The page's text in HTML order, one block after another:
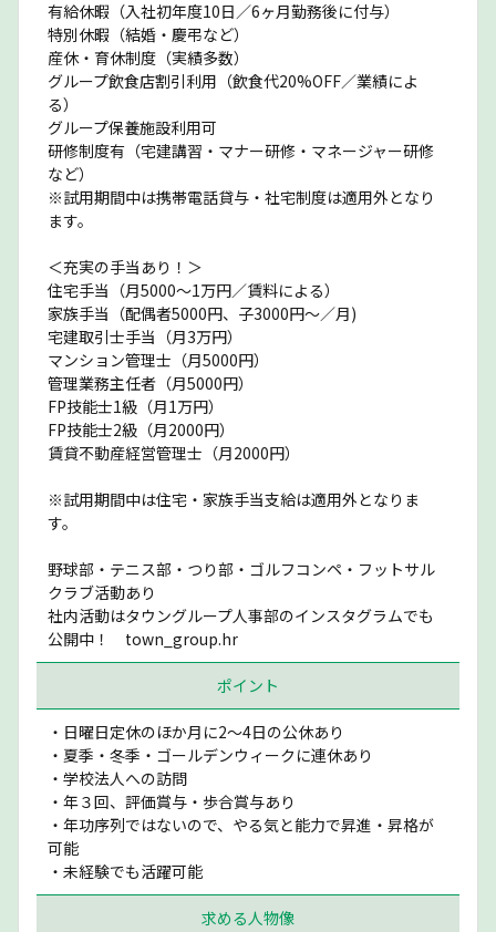
有給休暇（入社初年度10日／6ヶ月勤務後に付与）
特別休暇（結婚・慶弔など）
産休・育休制度（実績多数）
グループ飲食店割引利用（飲食代20%OFF／業績によ
る）
グループ保養施設利用可
研修制度有（宅建講習・マナー研修・マネージャー研修
など）
※試用期間中は携帯電話貸与・社宅制度は適用外となり
ます。
＜充実の手当あり！＞
住宅手当（月5000〜1万円／賃料による）
家族手当（配偶者5000円、子3000円〜／月)
宅建取引士手当（月3万円）
マンション管理士（月5000円）
管理業務主任者（月5000円）
FP技能士1級（月1万円）
FP技能士2級（月2000円）
賃貸不動産経営管理士（月2000円）
※試用期間中は住宅・家族手当支給は適用外となりま
す。
野球部・テニス部・つり部・ゴルフコンペ・フットサル
クラブ活動あり
社内活動はタウングループ人事部のインスタグラムでも
公開中！ town_group.hr
ポイント
・日曜日定休のほか月に2〜4日の公休あり
・夏季・冬季・ゴールデンウィークに連休あり
・学校法人への訪問
・年３回、評価賞与・歩合賞与あり
・年功序列ではないので、やる気と能力で昇進・昇格が
可能
・未経験でも活躍可能
求める人物像